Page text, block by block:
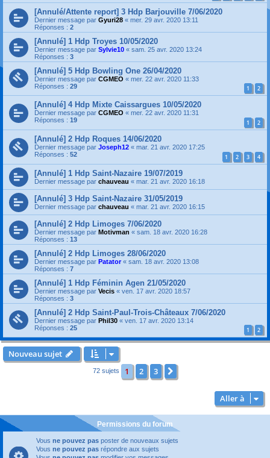
[Annulé/Attente report] 3 Hdp Barjouville 7/06/2020
Dernier message par Gyuri28 « mer. 29 avr. 2020 13:11
Réponses : 2
[Annulé] 1 Hdp Troyes 10/05/2020
Dernier message par Sylvie10 « sam. 25 avr. 2020 13:24
Réponses : 3
[Annulé] 5 Hdp Bowling One 26/04/2020
Dernier message par CGMEO « mer. 22 avr. 2020 11:33
Réponses : 29 1 2
[Annulé] 4 Hdp Mixte Caissargues 10/05/2020
Dernier message par CGMEO « mer. 22 avr. 2020 11:31
Réponses : 19 1 2
[Annulé] 2 Hdp Roques 14/06/2020
Dernier message par Joseph12 « mar. 21 avr. 2020 17:25
Réponses : 52 1 2 3 4
[Annulé] 1 Hdp Saint-Nazaire 19/07/2019
Dernier message par chauveau « mar. 21 avr. 2020 16:18
[Annulé] 3 Hdp Saint-Nazaire 31/05/2019
Dernier message par chauveau « mar. 21 avr. 2020 16:15
[Annulé] 2 Hdp Limoges 7/06/2020
Dernier message par Motivman « sam. 18 avr. 2020 16:28
Réponses : 13
[Annulé] 2 Hdp Limoges 28/06/2020
Dernier message par Patator « sam. 18 avr. 2020 13:08
Réponses : 7
[Annulé] 1 Hdp Féminin Agen 21/05/2020
Dernier message par Vecis « ven. 17 avr. 2020 18:57
Réponses : 3
[Annulé] 2 Hdp Saint-Paul-Trois-Châteaux 7/06/2020
Dernier message par Phil30 « ven. 17 avr. 2020 13:14
Réponses : 25 1 2
Nouveau sujet
72 sujets 1 2 3
Aller à
Permissions du forum
Vous ne pouvez pas poster de nouveaux sujets
Vous ne pouvez pas répondre aux sujets